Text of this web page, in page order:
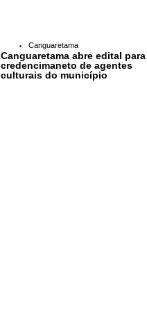
Canguaretama
Canguaretama abre edital para
credencimaneto de agentes
culturais do município